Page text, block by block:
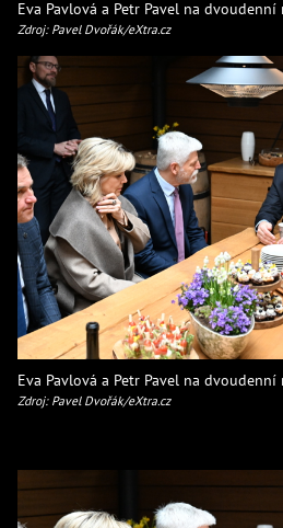
Eva Pavlová a Petr Pavel na
Zdroj: Pavel Dvořák/eXtra.cz
Eva Pavlová a Petr Pavel na
Zdroj: Pavel Dvořák/eXtra.cz